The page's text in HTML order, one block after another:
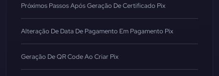
Próximos Passos Após Geração De Certificado Pix
Alteração De Data De Pagamento Em Pagamento Pix
Geração De QR Code Ao Criar Pix